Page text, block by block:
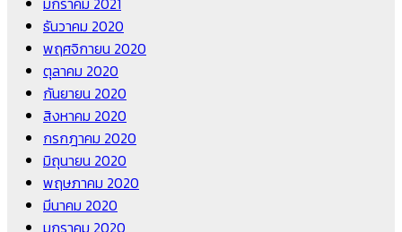
ธันวาคม 2020
พฤศจิกายน 2020
ตุลาคม 2020
กันยายน 2020
สิงหาคม 2020
กรกฎาคม 2020
มิถุนายน 2020
พฤษภาคม 2020
มีนาคม 2020